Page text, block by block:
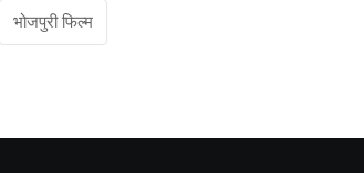
भोजपुरी फिल्म